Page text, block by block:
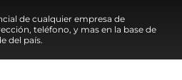
de cualquier empresa de
teléfono, y mas en la base de
del país.